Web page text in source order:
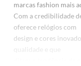
marcas fashion mais
Com a credibilidade
oferece relógios com
design e cores
qualidade e que
ditam a tendência de